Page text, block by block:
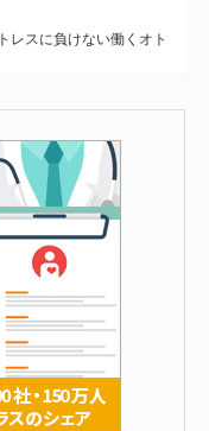
レスに負けない働くオト